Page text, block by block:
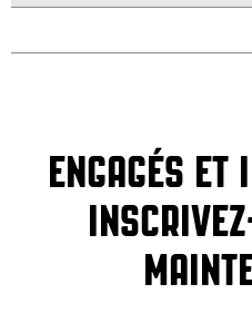
ENGAGÉS ET